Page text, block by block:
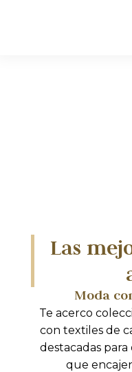
Las
Moda
Te acerco
con textiles de
destacadas
que